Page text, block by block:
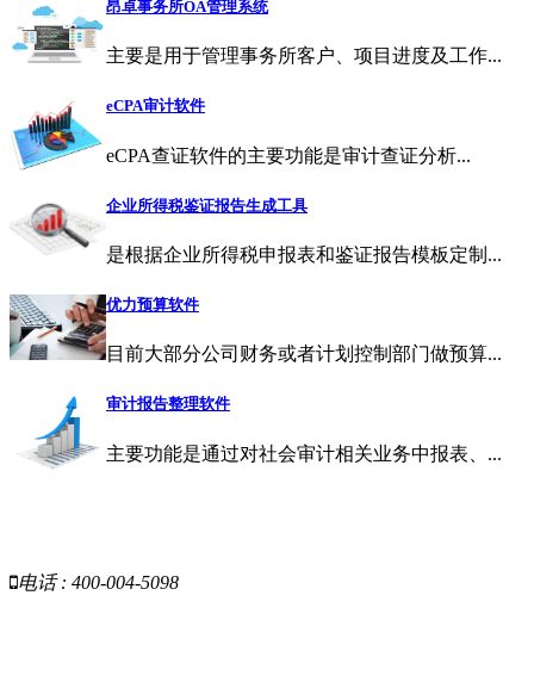
昂卓事务所OA管理系统
主要是用于管理事务所客户、项目进度及工作...
eCPA审计软件
eCPA查证软件的主要功能是审计查证分析...
企业所得税鉴证报告生成工具
是根据企业所得税申报表和鉴证报告模板定制...
优力预算软件
目前大部分公司财务或者计划控制部门做预算...
审计报告整理软件
主要功能是通过对社会审计相关业务中报表、...
电话 : 400-004-5098